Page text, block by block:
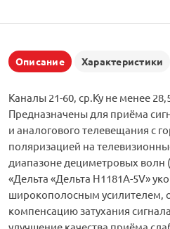
Описание Характеристики
Каналы 21-60, ср.Ку не менее
Предназначены для приёма
и аналогового телевещания с
поляризацией на
диапазоне дециметровых волн
«Дельта «Дельта Н1181А-5V»
широкополосным усилителем,
компенсацию затухания